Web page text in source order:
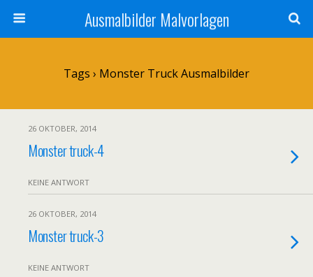
Ausmalbilder Malvorlagen
Tags › Monster Truck Ausmalbilder
26 OKTOBER, 2014
Monster truck-4
KEINE ANTWORT
26 OKTOBER, 2014
Monster truck-3
KEINE ANTWORT